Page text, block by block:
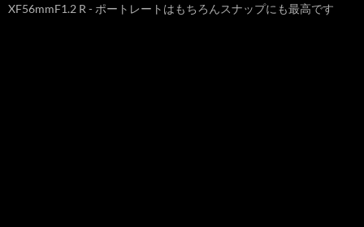
XF56mmF1.2 R - ポートレートはもちろんスナップにも最高です